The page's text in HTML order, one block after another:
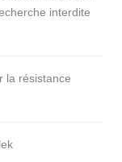
interdite
la résistance